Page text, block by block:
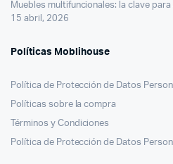
Muebles multifuncionales: la clave
15 abril, 2026
Políticas Moblihouse
Política de Protección de Datos
Políticas sobre la compra
Términos y Condiciones
Política de Protección de Datos